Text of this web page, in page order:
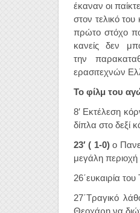
έκαναν οι
στον τελικό
πρώτο στόχο
κανείς δεν
την
ερασιτεχνών
Το φίλμ του
8′ Εκτέλεση
δίπλα στο δεξί
23′ ( 1-0)ο
μεγάλη
26΄ευκαιρία
27΄Τραγικό
Θεοχάρη να